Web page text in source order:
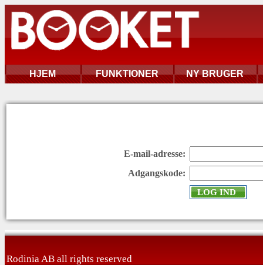
HJEM FUNKTIONER NY BRUGER
E-mail-adresse:
Adgangskode:
Rodinia AB all rights reserved